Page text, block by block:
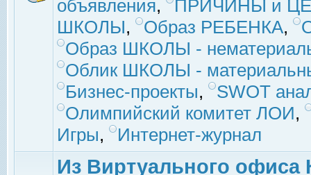
объявления,
ПРИЧИНЫ и
ШКОЛЫ, Образ РЕБЕНКА,
Образ ШКОЛЫ -
Облик ШКОЛЫ -
Бизнес-проекты,
SWOT
Олимпийский комитет ЛОИ,
Игры, Интернет-журнал
Из Виртуального офиса